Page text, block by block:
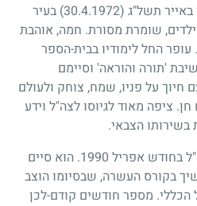
באייר תשל"ג (30.4.1972)
בעיר
שומרת מסורת. חמה, אוהבת
עופר החל לימודיו בבית-הספר
'תורה והוראה' וסיימם
חיוך על פניו, שמח, צוחק ולעולם
ציפה מאוד לגיוסו לצה"ל וידע
בשירותו הצבאי.
בחודש אפריל 1990. הוא סיים
בקורס העשרה, שבסיומו הוצב
מספר חודשים קודם-לכן